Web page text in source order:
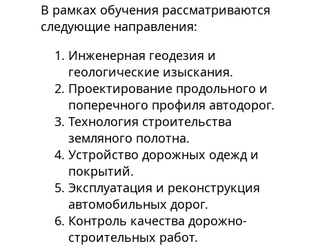
В рамках обучения рассматриваются
следующие направления:
Инженерная геодезия и
геологические изыскания.
Проектирование продольного и
поперечного профиля автодорог.
Технология строительства
земляного полотна.
Устройство дорожных одежд и
покрытий.
Эксплуатация и реконструкция
автомобильных дорог.
Контроль качества дорожно-
строительных работ.